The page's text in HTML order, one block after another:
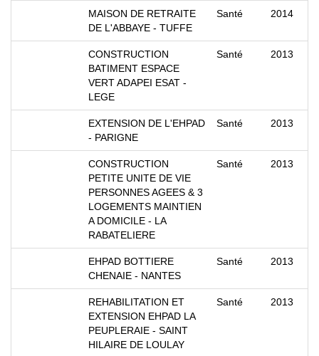
MAISON DE RETRAITE
DE L'ABBAYE - TUFFE
Santé 2014
CONSTRUCTION
BATIMENT ESPACE
VERT ADAPEI ESAT -
LEGE
Santé 2013
EXTENSION DE L'EHPAD
- PARIGNE
Santé 2013
CONSTRUCTION
PETITE UNITE DE VIE
PERSONNES AGEES & 3
LOGEMENTS MAINTIEN
A DOMICILE - LA
RABATELIERE
Santé 2013
EHPAD BOTTIERE
CHENAIE - NANTES
Santé 2013
REHABILITATION ET
EXTENSION EHPAD LA
PEUPLERAIE - SAINT
HILAIRE DE LOULAY
Santé 2013